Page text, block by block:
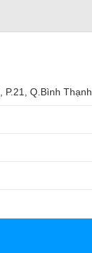
Q.Bình Thạnh.